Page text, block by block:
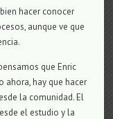
hacer conocer
aunque ve que
que Enric
ahora, hay que hacer
la comunidad. El
el estudio y la